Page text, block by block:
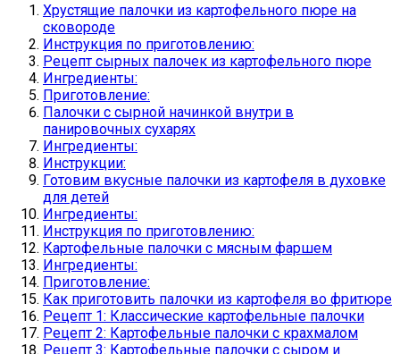
Хрустящие палочки из картофельного пюре на
сковороде
Инструкция по приготовлению:
Рецепт сырных палочек из картофельного пюре
Ингредиенты:
Приготовление:
Палочки с сырной начинкой внутри в
панировочных сухарях
Ингредиенты:
Инструкции:
Готовим вкусные палочки из картофеля в духовке
для детей
Ингредиенты:
Инструкция по приготовлению:
Картофельные палочки с мясным фаршем
Ингредиенты:
Приготовление:
Как приготовить палочки из картофеля во фритюре
Рецепт 1: Классические картофельные палочки
Рецепт 2: Картофельные палочки с крахмалом
Рецепт 3: Картофельные палочки с сыром и